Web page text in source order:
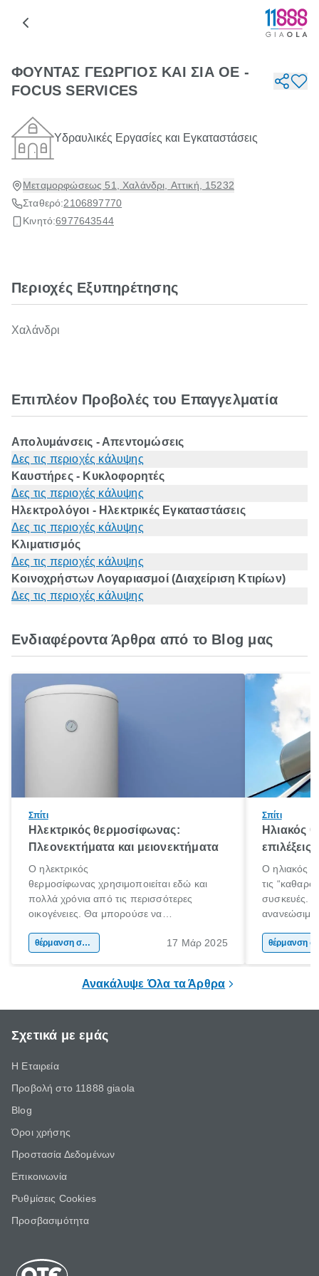
ΦΟΥΝΤΑΣ ΓΕΩΡΓΙΟΣ ΚΑΙ ΣΙΑ ΟΕ -
FOCUS SERVICES
Υδραυλικές Εργασίες και Εγκαταστάσεις
Μεταμορφώσεως 51, Χαλάνδρι, Αττική, 15232
Σταθερό:2106897770
Κινητό:6977643544
Περιοχές Εξυπηρέτησης
Χαλάνδρι
Επιπλέον Προβολές του Επαγγελματία
Απολυμάνσεις - Απεντομώσεις
Δες τις περιοχές κάλυψης
Καυστήρες - Κυκλοφορητές
Δες τις περιοχές κάλυψης
Ηλεκτρολόγοι - Ηλεκτρικές Εγκαταστάσεις
Δες τις περιοχές κάλυψης
Κλιματισμός
Δες τις περιοχές κάλυψης
Κοινοχρήστων Λογαριασμοί (Διαχείριση Κτιρίων)
Δες τις περιοχές κάλυψης
Ενδιαφέροντα Άρθρα από το Blog μας
Σπίτι
Ηλεκτρικός θερμοσίφωνας:
Πλεονεκτήματα και μειονεκτήματα
Ο ηλεκτρικός
θερμοσίφωνας χρησιμοποιείται εδώ και
πολλά χρόνια από τις περισσότερες
οικογένειες. Θα μπορούσε να
θέρμανσης νερού αλλά σίγουρα είναι η
θέρμανση σπιτιού 17 Μάρ 2025
Σπίτι
Ηλιακός
επιλέξεις
Ο ηλιακός
τις
συσκευές.
ανανεώσιμη
για την
Ανακάλυψε Όλα τα Άρθρα
Σχετικά με εμάς
Η Εταιρεία
Προβολή στο 11888 giaola
Blog
Όροι χρήσης
Προστασία Δεδομένων
Επικοινωνία
Ρυθμίσεις Cookies
Προσβασιμότητα